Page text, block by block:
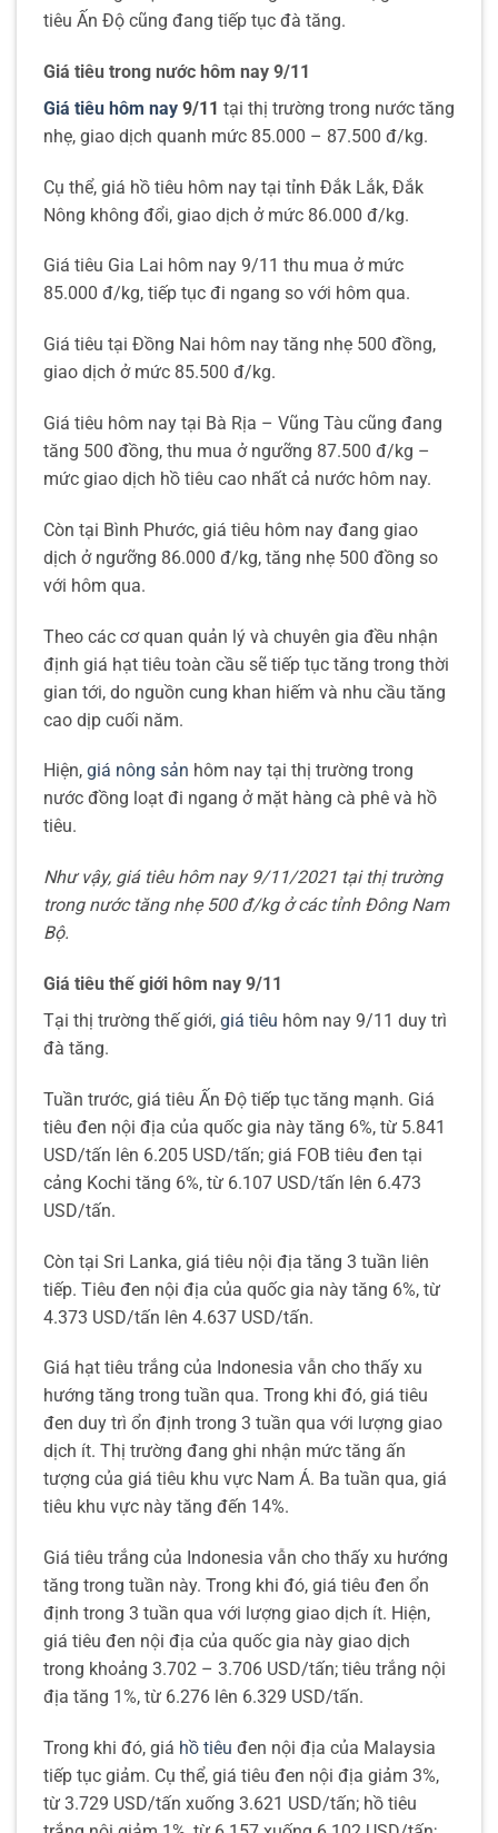
tiêu Ấn Độ cũng đang tiếp tục đà tăng.
Giá tiêu trong nước hôm nay 9/11
Giá tiêu hôm nay 9/11 tại thị trường trong nước tăng
nhẹ, giao dịch quanh mức 85.000 – 87.500 đ/kg.
Cụ thể, giá hồ tiêu hôm nay tại tỉnh Đắk Lắk, Đắk
Nông không đổi, giao dịch ở mức 86.000 đ/kg.
Giá tiêu Gia Lai hôm nay 9/11 thu mua ở mức
85.000 đ/kg, tiếp tục đi ngang so với hôm qua.
Giá tiêu tại Đồng Nai hôm nay tăng nhẹ 500 đồng,
giao dịch ở mức 85.500 đ/kg.
Giá tiêu hôm nay tại Bà Rịa – Vũng Tàu cũng đang
tăng 500 đồng, thu mua ở ngưỡng 87.500 đ/kg –
mức giao dịch hồ tiêu cao nhất cả nước hôm nay.
Còn tại Bình Phước, giá tiêu hôm nay đang giao
dịch ở ngưỡng 86.000 đ/kg, tăng nhẹ 500 đồng so
với hôm qua.
Theo các cơ quan quản lý và chuyên gia đều nhận
định giá hạt tiêu toàn cầu sẽ tiếp tục tăng trong thời
gian tới, do nguồn cung khan hiếm và nhu cầu tăng
cao dịp cuối năm.
Hiện, giá nông sản hôm nay tại thị trường trong
nước đồng loạt đi ngang ở mặt hàng cà phê và hồ
tiêu.
Như vậy, giá tiêu hôm nay 9/11/2021 tại thị trường
trong nước tăng nhẹ 500 đ/kg ở các tỉnh Đông Nam
Bộ.
Giá tiêu thế giới hôm nay 9/11
Tại thị trường thế giới, giá tiêu hôm nay 9/11 duy trì
đà tăng.
Tuần trước, giá tiêu Ấn Độ tiếp tục tăng mạnh. Giá
tiêu đen nội địa của quốc gia này tăng 6%, từ 5.841
USD/tấn lên 6.205 USD/tấn; giá FOB tiêu đen tại
cảng Kochi tăng 6%, từ 6.107 USD/tấn lên 6.473
USD/tấn.
Còn tại Sri Lanka, giá tiêu nội địa tăng 3 tuần liên
tiếp. Tiêu đen nội địa của quốc gia này tăng 6%, từ
4.373 USD/tấn lên 4.637 USD/tấn.
Giá hạt tiêu trắng của Indonesia vẫn cho thấy xu
hướng tăng trong tuần qua. Trong khi đó, giá tiêu
đen duy trì ổn định trong 3 tuần qua với lượng giao
dịch ít. Thị trường đang ghi nhận mức tăng ấn
tượng của giá tiêu khu vực Nam Á. Ba tuần qua, giá
tiêu khu vực này tăng đến 14%.
Giá tiêu trắng của Indonesia vẫn cho thấy xu hướng
tăng trong tuần này. Trong khi đó, giá tiêu đen ổn
định trong 3 tuần qua với lượng giao dịch ít. Hiện,
giá tiêu đen nội địa của quốc gia này giao dịch
trong khoảng 3.702 – 3.706 USD/tấn; tiêu trắng nội
địa tăng 1%, từ 6.276 lên 6.329 USD/tấn.
Trong khi đó, giá hồ tiêu đen nội địa của Malaysia
tiếp tục giảm. Cụ thể, giá tiêu đen nội địa giảm 3%,
từ 3.729 USD/tấn xuống 3.621 USD/tấn; hồ tiêu